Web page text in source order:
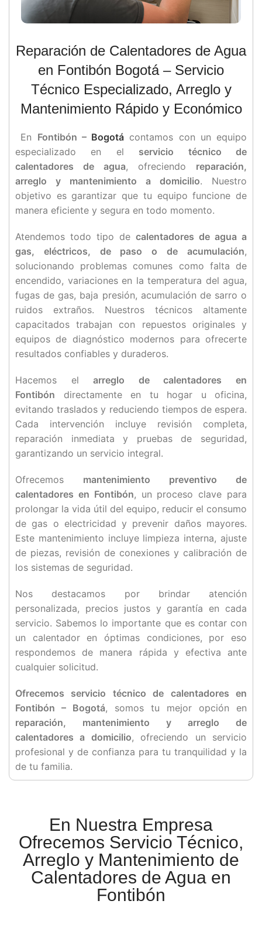
Reparación de Calentadores de Agua
en Fontibón Bogotá – Servicio
Técnico Especializado, Arreglo y
Mantenimiento Rápido y Económico
En Fontibón – Bogotá contamos con un equipo
especializado en el servicio técnico de
calentadores de agua, ofreciendo reparación,
arreglo y mantenimiento a domicilio. Nuestro
objetivo es garantizar que tu equipo funcione de
manera eficiente y segura en todo momento.
Atendemos todo tipo de calentadores de agua a
gas, eléctricos, de paso o de acumulación,
solucionando problemas comunes como falta de
encendido, variaciones en la temperatura del agua,
fugas de gas, baja presión, acumulación de sarro o
ruidos extraños. Nuestros técnicos altamente
capacitados trabajan con repuestos originales y
equipos de diagnóstico modernos para ofrecerte
resultados confiables y duraderos.
Hacemos elarreglo de calentadores en
Fontibón directamente en tu hogar u oficina,
evitando traslados y reduciendo tiempos de espera.
Cada intervención incluye revisión completa,
reparación inmediata y pruebas de seguridad,
garantizando un servicio integral.
Ofrecemos mantenimiento preventivo de
calentadores en Fontibón, un proceso clave para
prolongar la vida útil del equipo, reducir el consumo
de gas o electricidad y prevenir daños mayores.
Este mantenimiento incluye limpieza interna, ajuste
de piezas, revisión de conexiones y calibración de
los sistemas de seguridad.
Nos destacamos por brindar atención
personalizada, precios justos y garantía en cada
servicio. Sabemos lo importante que es contar con
un calentador en óptimas condiciones, por eso
respondemos de manera rápida y efectiva ante
cualquier solicitud.
Ofrecemos servicio técnico de calentadores en
Fontibón – Bogotá, somos tu mejor opción en
reparación, mantenimiento y arreglo de
calentadores a domicilio, ofreciendo un servicio
profesional y de confianza para tu tranquilidad y la
de tu familia.
En Nuestra Empresa
Ofrecemos Servicio Técnico,
Arreglo y Mantenimiento de
Calentadores de Agua en
Fontibón